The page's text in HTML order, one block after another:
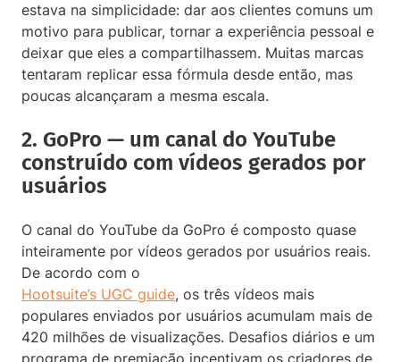
estava na simplicidade: dar aos clientes comuns um
motivo para publicar, tornar a experiência pessoal e
deixar que eles a compartilhassem. Muitas marcas
tentaram replicar essa fórmula desde então, mas
poucas alcançaram a mesma escala.
2. GoPro — um canal do YouTube
construído com vídeos gerados por
usuários
O canal do YouTube da GoPro é composto quase
inteiramente por vídeos gerados por usuários reais.
De acordo com o
Hootsuite’s UGC guide, os três vídeos mais
populares enviados por usuários acumulam mais de
420 milhões de visualizações. Desafios diários e um